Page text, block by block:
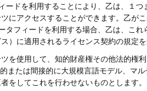
ードを利用することにより、乙は、１
にアクセスすることができます。乙が
タフィードを利用する場合、乙は、こ
）に適用されるライセンス契約の規定
を使用して、知的財産権その他法的権
または間接的に大規模言語モデル、マ
をしてこれを行わせないものとします。